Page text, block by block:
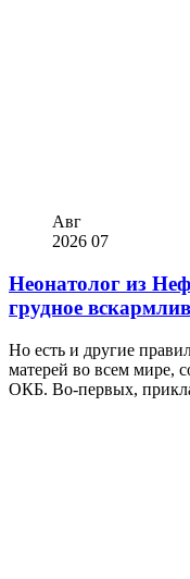
Авг
2026 07
Неонатолог из
грудное
Но есть и другие
матерей во всем мире,
ОКБ. Во-первых,